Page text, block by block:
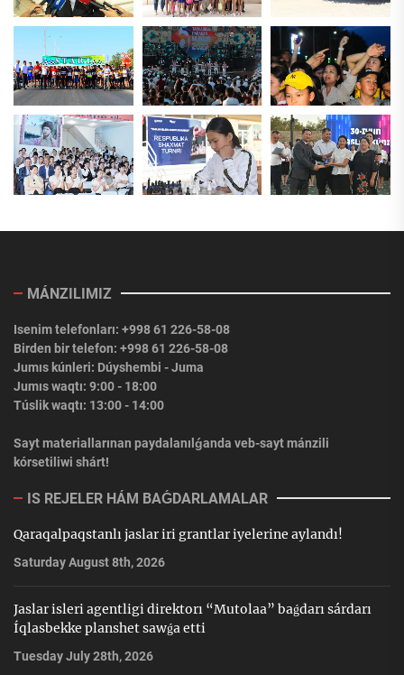
MÁNZILIMIZ
Isenim telefonları: +998 61 226-58-08
Birden bir telefon: +998 61 226-58-08
Jumıs kúnleri: Dúyshembi - Juma
Jumıs waqtı: 9:00 - 18:00
Túslik waqtı: 13:00 - 14:00
Sayt materiallarınan paydalanılǵanda veb-sayt mánzili
kórsetiliwi shárt!
IS REJELER HÁM BAǴDARLAMALAR
Qaraqalpaqstanlı jaslar iri grantlar iyelerine aylandı!
Saturday August 8th, 2026
Jaslar isleri agentligi direktorı “Mutolaa” baǵdarı sárdarı
Íqlasbekke planshet sawǵa etti
Tuesday July 28th, 2026